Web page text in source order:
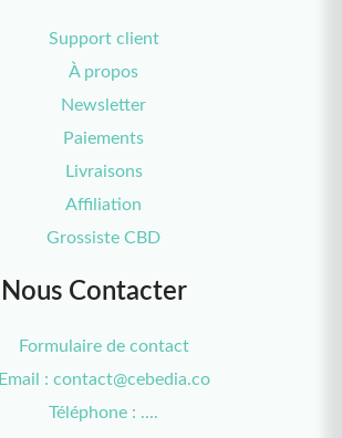
Support client
À propos
Newsletter
Paiements
Livraisons
Affiliation
Grossiste CBD
Nous Contacter
Formulaire de contact
Email : contact@cebedia.co
Téléphone : ....